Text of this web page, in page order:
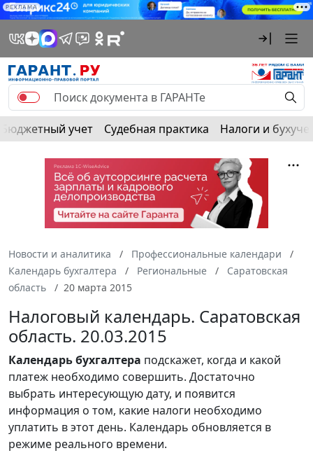
РЕКЛАМА
Бюджетный учет Судебная практика Налоги и
Новости и аналитика
Профессиональные календари
Календарь бухгалтера
Региональные
Саратовская
область
20 марта 2015
Налоговый календарь. Саратовская
область. 20.03.2015
Календарьбухгалтера подскажет, когда и какой
платеж необходимо совершить. Достаточно
выбрать интересующую дату, и появится
информация о том, какие налоги необходимо
уплатить в этот день. Календарь обновляется в
режиме реального времени.